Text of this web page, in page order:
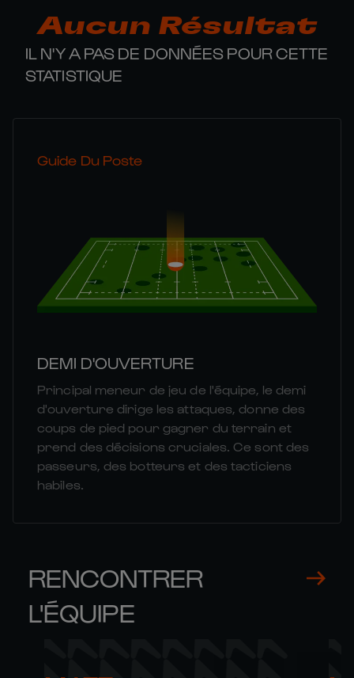
Aucun Résultat
IL N'Y A PAS DE DONNÉES POUR CETTE
STATISTIQUE
Guide Du Poste
DEMI D'OUVERTURE
Principal meneur de jeu de l'équipe, le demi
d'ouverture dirige les attaques, donne des
coups de pied pour gagner du terrain et
prend des décisions cruciales. Ce sont des
passeurs, des botteurs et des tacticiens
habiles.
RENCONTRER
L'ÉQUIPE